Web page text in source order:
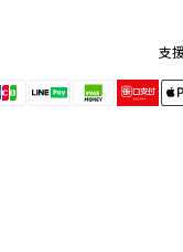
支